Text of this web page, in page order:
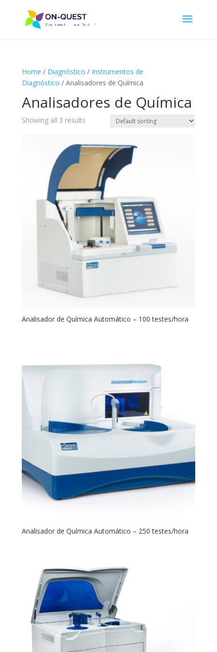
Home / Diagnóstico / Instrumentos de
Diagnóstico / Analisadores de Química
Analisadores de Química
Showing all 3 results
Analisador de Química Automático – 100 testes/hora
Analisador de Química Automático – 250 testes/hora